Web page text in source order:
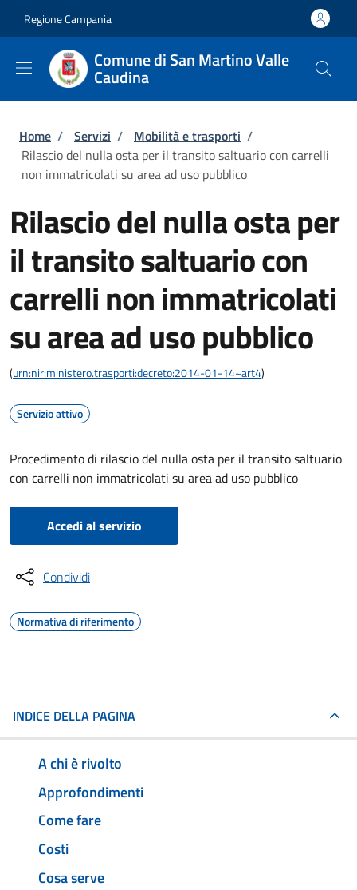
Regione Campania
Comune di San Martino Valle
Caudina
Briciole di pane
Home / Servizi / Mobilità e trasporti /
Rilascio del nulla osta per il transito saltuario con carrelli
non immatricolati su area ad uso pubblico
Rilascio del nulla osta per
il transito saltuario con
carrelli non immatricolati
su area ad uso pubblico
(urn:nir:ministero.trasporti:decreto:2014-01-14~art4)
Servizio attivo
Procedimento di rilascio del nulla osta per il transito saltuario
con carrelli non immatricolati su area ad uso pubblico
Accedi al servizio
Condividi
Normativa di riferimento
INDICE DELLA PAGINA
A chi è rivolto
Approfondimenti
Come fare
Costi
Cosa serve